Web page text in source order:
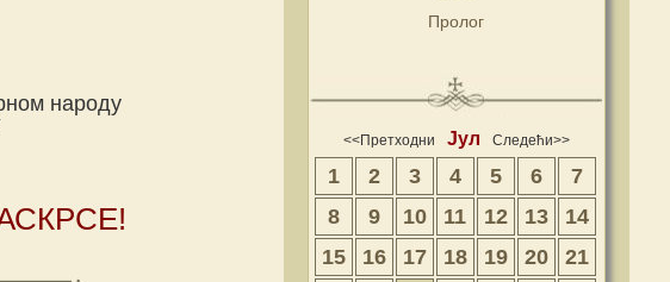
народу
Пролог
<<Претходни Јул Следећи>>
1 2 3 4 5 6
7
8
9 10 11 12 13
14
15
16 17 18 19 20
21